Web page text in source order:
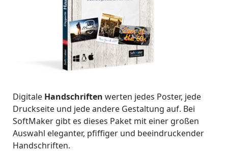
Digitale Handschriften werten jedes Poster, jede
Druckseite und jede andere Gestaltung auf. Bei
SoftMaker gibt es dieses Paket mit einer großen
Auswahl eleganter, pfiffiger und beeindruckender
Handschriften.